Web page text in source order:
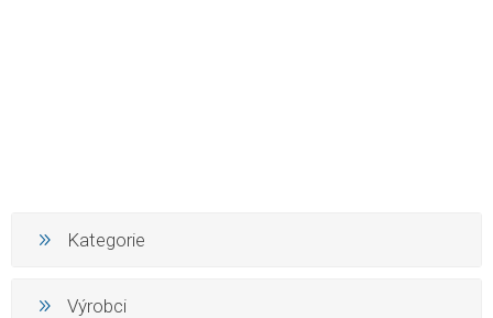
Kategorie
Výrobci